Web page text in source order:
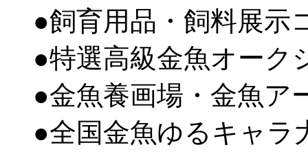
●飼育用品・飼料展示
●特選高級金魚オーク
●金魚養画場・金魚ア
●全国金魚ゆるキャラ